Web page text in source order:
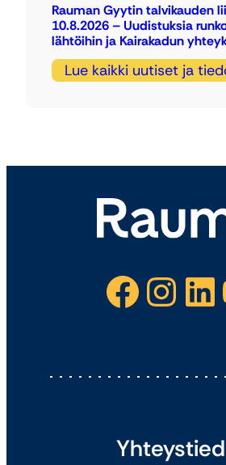
Rauman Gyytin talvikauden
10.8.2026 – Uudistuksia
lähtöihin ja Kairakadun
Lue kaikki uutiset ja
Facebook Instagram LinkedIn